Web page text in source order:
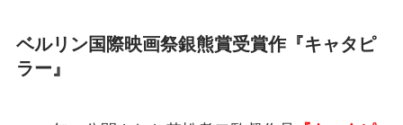
ベルリン国際映画祭銀熊賞受賞作『キャタピ
ラー』